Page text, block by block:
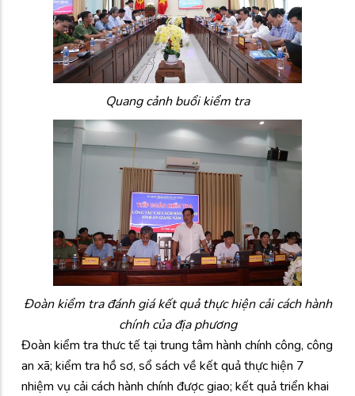
Quang cảnh buổi kiểm tra
Đoàn kiểm tra đánh giá kết quả thực hiện cải cách hành
chính của địa phương
Đoàn kiểm tra thưc tế tại trung tâm hành chính công, công
an xã; kiểm tra hồ sơ, sổ sách về kết quả thực hiện 7
nhiệm vụ cải cách hành chính được giao; kết quả triển khai